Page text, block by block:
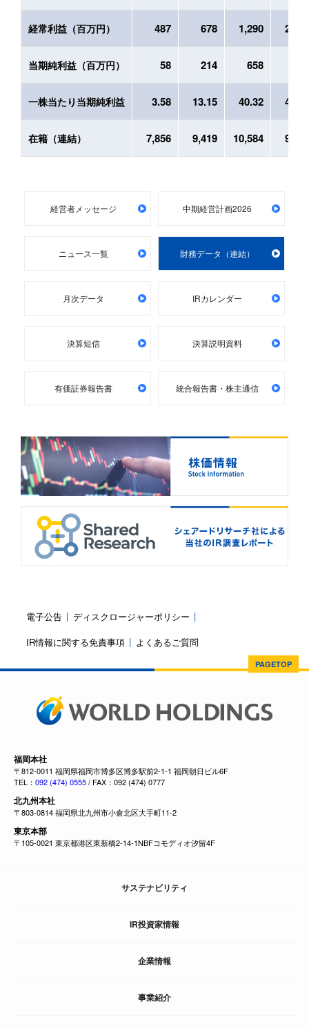
経常利益（百万円） 487 678 1,290 2,164
当期純利益（百万円） 58 214 658
一株当たり当期純利益 3.58 13.15 40.32 49.63
在籍（連結） 7,856 9,419 10,584 9,910
経営者メッセージ 中期経営計画2026
ニュース一覧 財務データ（連結）
月次データ IRカレンダー
決算短信 決算説明資料
有価証券報告書 統合報告書・株主通信
電子公告
ディスクロージャーポリシー
IR情報に関する免責事項
よくあるご質問
PAGETOP
福岡本社
〒812-0011 福岡県福岡市博多区博多駅前2-1-1 福岡朝日ビル6F
TEL： 092 (474) 0555/ FAX：092 (474) 0777
北九州本社
〒803-0814 福岡県北九州市小倉北区大手町11-2
東京本部
〒105-0021 東京都港区東新橋2-14-1NBFコモディオ汐留4F
サステナビリティ
IR投資家情報
企業情報
事業紹介